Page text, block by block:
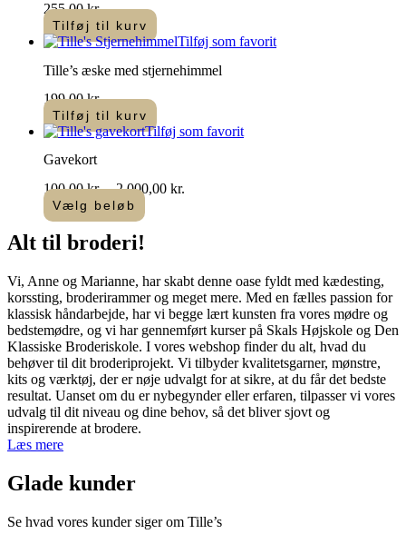
255,00kr.
Tilføj til kurv
Tilføj som favorit
Tille’s æske med stjernehimmel
199,00kr.
Tilføj til kurv
Tilføj som favorit
Gavekort
100,00kr. – 2.000,00 kr.
Vælg beløb
Dette
vare
har
varianter.
Mulighederne
kan
vælges
på
varesiden
Alt til broderi!​
Vi, Anne og Marianne, har skabt denne oase fyldt med kædesting,
korssting, broderirammer og meget mere. Med en fælles passion for
klassisk håndarbejde, har vi begge lært kunsten fra vores mødre og
bedstemødre, og vi har gennemført kurser på Skals Højskole og Den
Klassiske Broderiskole. I vores webshop finder du alt, hvad du
behøver til dit broderiprojekt. Vi tilbyder kvalitetsgarner, mønstre,
kits og værktøj, der er nøje udvalgt for at sikre, at du får det bedste
resultat. Uanset om du er nybegynder eller erfaren, tilpasser vi vores
udvalg til dit niveau og dine behov, så det bliver sjovt og
inspirerende at brodere.
Læs mere
Glade kunder
Se hvad vores kunder siger om Tille’s